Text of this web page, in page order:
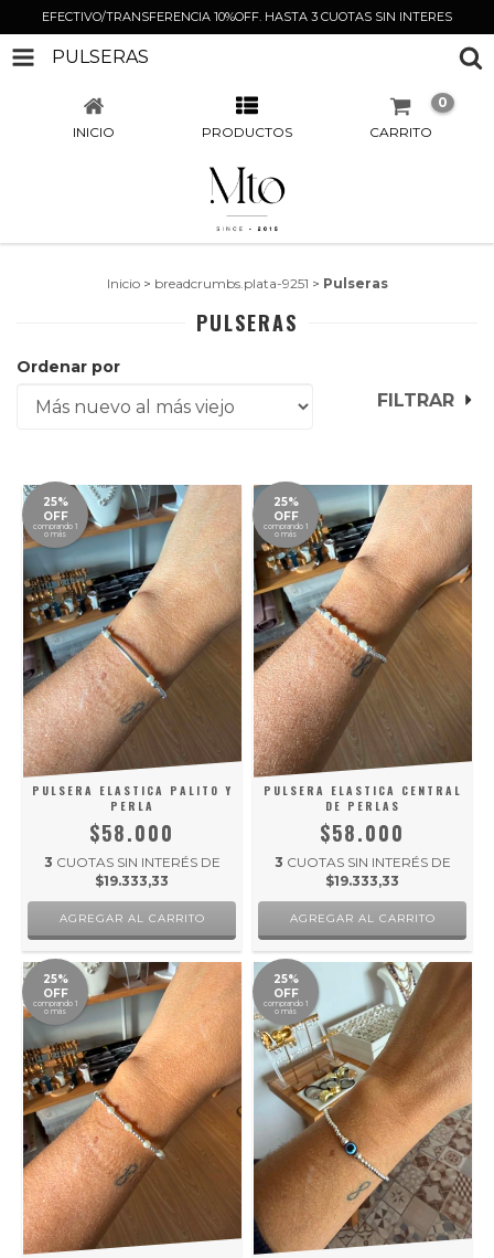
EFECTIVO/TRANSFERENCIA 10%OFF. HASTA 3 CUOTAS SIN INTERES
PULSERAS
INICIO PRODUCTOS CARRITO
0
Inicio > breadcrumbs.plata-9251 > Pulseras
PULSERAS
Ordenar por
FILTRAR
25%
OFF
comprando 1
o más
PULSERA ELASTICA PALITO Y
PERLA
$58.000
3 CUOTAS SIN INTERÉS DE
$19.333,33
25%
OFF
comprando 1
o más
PULSERA ELASTICA CENTRAL
DE PERLAS
$58.000
3 CUOTAS SIN INTERÉS DE
$19.333,33
25%
OFF
comprando 1
o más
25%
OFF
comprando 1
o más